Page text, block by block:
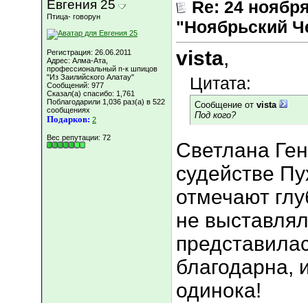
Евгения 25
Птица- говорун
Регистрация: 26.06.2011
Адрес: Алма-Ата,
профессиональный п-к шпицов
"Из Заилийского Алатау"
Сообщений: 977
Сказал(а) спасибо: 1,761
Поблагодарили 1,036 раз(а) в 522
сообщениях
Подарков: 2
Вес репутации: 72
Re: 24
"Ноябрьский
vista,
Цитата:
Сообщение от vista
Под кого?
Светлана
судействе
отмечают
не
благодарна,
одинока!